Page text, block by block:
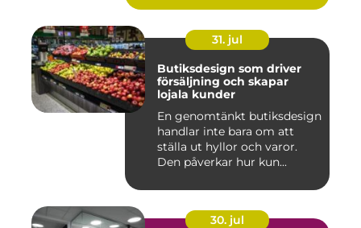
31. jul
Butiksdesign som driver
försäljning och skapar
lojala kunder
En genomtänkt butiksdesign
handlar inte bara om att
ställa ut hyllor och varor.
Den påverkar hur kun...
30. jul